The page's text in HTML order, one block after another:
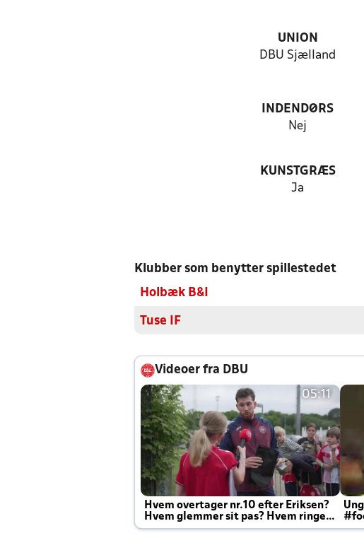
UNION
DBU Sjælland
INDENDØRS
Nej
KUNSTGRÆS
Ja
Klubber som benytter spillestedet
Holbæk B&I
Tuse IF
Videoer fra DBU
05:11
Hvem overtager nr.10 efter Eriksen?
Hvem glemmer sit pas? Hvem ringer
Joachim altid til efter kampe?